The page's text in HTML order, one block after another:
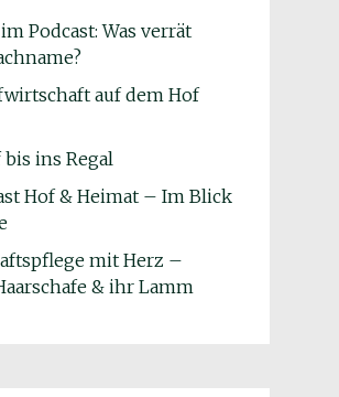
Podcast: Was verrät
auf dem Hof
bis ins Regal
Hof & Heimat – Im Blick
mit Herz –
& ihr Lamm